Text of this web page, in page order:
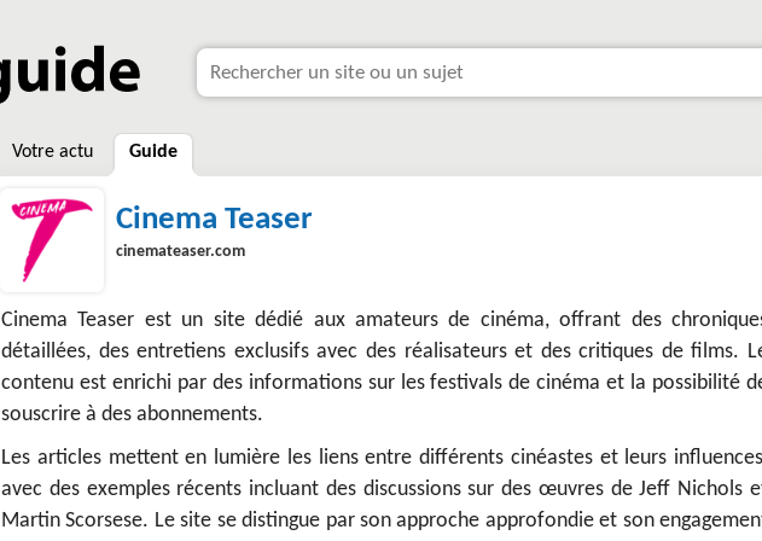
Votre actu Guide
Cinema Teaser
cinemateaser.com
Cinema Teaser est un site dédié aux amateurs de cinéma, offrant des
détaillées, des entretiens exclusifs avec des réalisateurs et des critiques de films.
contenu est enrichi par des informations sur les festivals de cinéma et la possibilité
souscrire à des abonnements.
Les articles mettent en lumière les liens entre différents cinéastes et leurs
avec des exemples récents incluant des discussions sur des œuvres de Jeff Nichols
Martin Scorsese. Le site se distingue par son approche approfondie et son